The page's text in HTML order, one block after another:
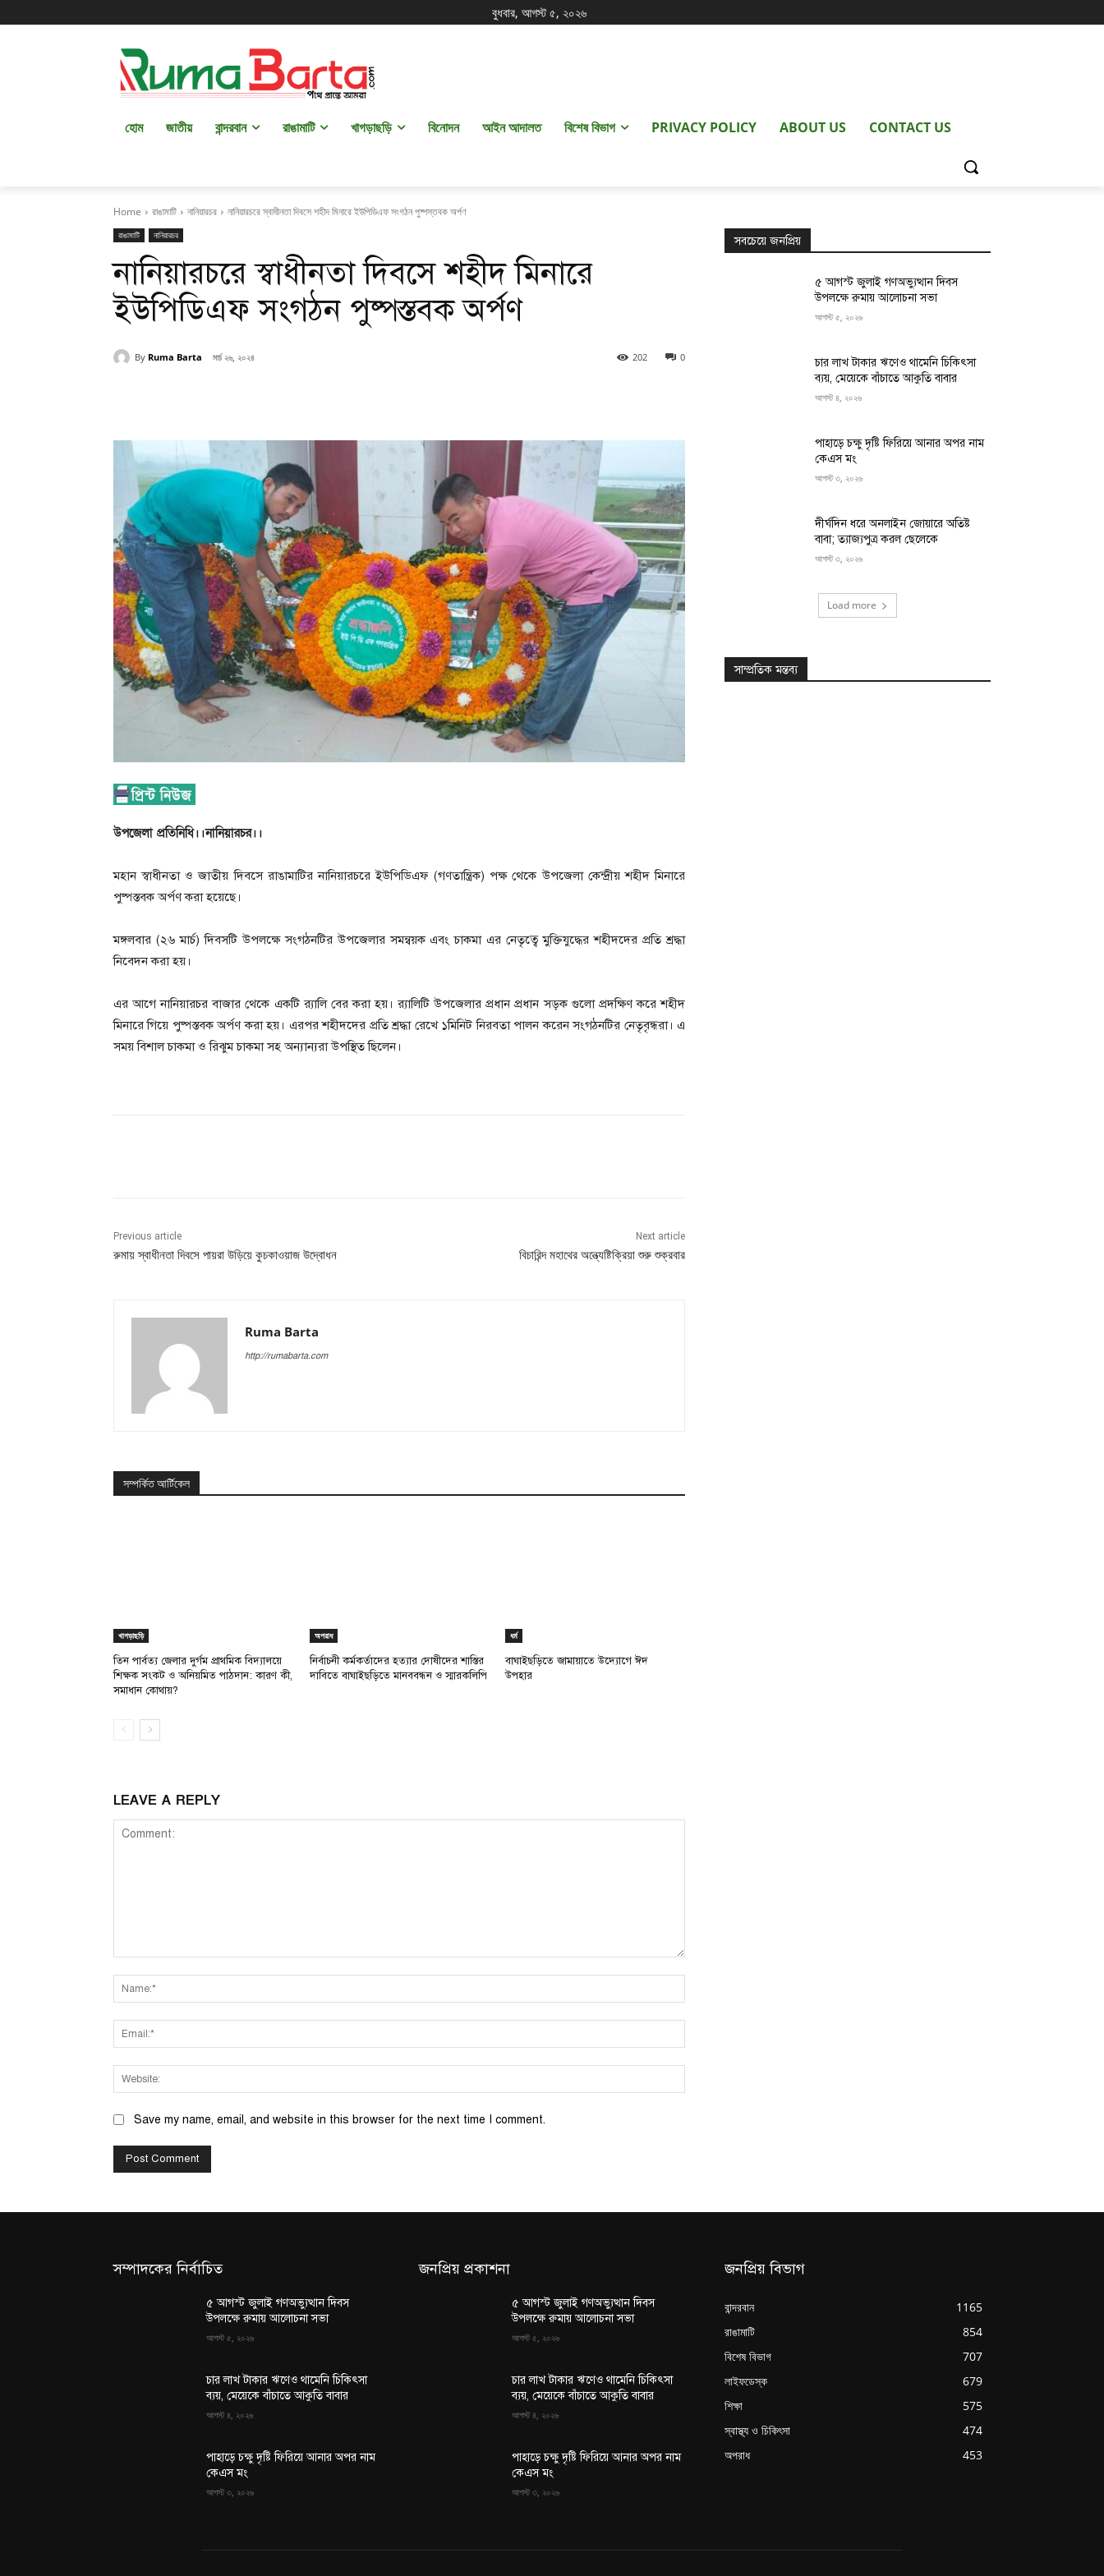
বুধবার, আগস্ট ৫, ২০২৬
হোম জাতীয় বান্দরবান রাঙামাটি খাগড়াছড়ি বিনোদন আইন আদালত বিশেষ বিভাগ PRIVACY POLICY ABOUT US CONTACT US
Home রাঙামাটি নানিয়ারচর নানিয়ারচরে স্বাধীনতা দিবসে শহীদ মিনারে ইউপিডিএফ সংগঠন পুষ্পস্তবক অর্পণ
রাঙামাটি নানিয়ারচর
নানিয়ারচরে স্বাধীনতা দিবসে শহীদ মিনারে
ইউপিডিএফ সংগঠন পুষ্পস্তবক অর্পণ
By Ruma Barta মার্চ ২৬, ২০২৪ 0
202
উপজেলা প্রতিনিধি।।নানিয়ারচর।।
মহান স্বাধীনতা ও জাতীয় দিবসে রাঙামাটির নানিয়ারচরে ইউপিডিএফ (গণতান্ত্রিক) পক্ষ থেকে উপজেলা কেন্দ্রীয় শহীদ মিনারে
পুষ্পস্তবক অর্পণ করা হয়েছে।
মঙ্গলবার (২৬ মার্চ) দিবসটি উপলক্ষে সংগঠনটির উপজেলার সমন্বয়ক এবং চাকমা এর নেতৃত্বে মুক্তিযুদ্ধের শহীদদের প্রতি শ্রদ্ধা
নিবেদন করা হয়।
এর আগে নানিয়ারচর বাজার থেকে একটি র‍্যালি বের করা হয়। র‍্যালিটি উপজেলার প্রধান প্রধান সড়ক গুলো প্রদক্ষিণ করে শহীদ
মিনারে গিয়ে পুষ্পস্তবক অর্পণ করা হয়। এরপর শহীদদের প্রতি শ্রদ্ধা রেখে ১মিনিট নিরবতা পালন করেন সংগঠনটির নেতৃবৃন্ধরা। এ
সময় বিশাল চাকমা ও রিঝুম চাকমা সহ অন্যান্যরা উপস্থিত ছিলেন।
Previous article
রুমায় স্বাধীনতা দিবসে পায়রা উড়িয়ে কুচকাওয়াজ উদ্বোধন
Next article
বিচারিন্দ মহাথের অন্ত্যেষ্টিক্রিয়া শুরু শুক্রবার
Ruma Barta
http://rumabarta.com
সম্পর্কিত আর্টিকেল
খাগড়াছড়ি
তিন পার্বত্য জেলার দুর্গম প্রাথমিক বিদ্যালয়ে
শিক্ষক সংকট ও অনিয়মিত পাঠদান: কারণ কী,
সমাধান কোথায়?
অপরাধ
নির্বাচনী কর্মকর্তাদের হত্যার দোষীদের শাস্তির
দাবিতে বাঘাইছড়িতে মানববন্ধন ও স্মারকলিপি
ধর্ম
বাঘাইছড়িতে জামায়াতে উদ্যোগে ঈদ
উপহার
LEAVE A REPLY
Save my name, email, and website in this browser for the next time I comment.
সবচেয়ে জনপ্রিয়
৫ আগস্ট জুলাই গণঅভ্যুত্থান দিবস
উপলক্ষে রুমায় আলোচনা সভা
আগস্ট ৫, ২০২৬
চার লাখ টাকার ঋণেও থামেনি চিকিৎসা
ব্যয়, মেয়েকে বাঁচাতে আকুতি বাবার
আগস্ট ৪, ২০২৬
পাহাড়ে চক্ষু দৃষ্টি ফিরিয়ে আনার অপর নাম
কেএস মং
আগস্ট ৩, ২০২৬
দীর্ঘদিন ধরে অনলাইন জোয়ারে অতিষ্ট
বাবা; ত্যাজ্যপুত্র করল ছেলেকে
আগস্ট ৩, ২০২৬
Load more
সাম্প্রতিক মন্তব্য
সম্পাদকের নির্বাচিত
৫ আগস্ট জুলাই গণঅভ্যুত্থান দিবস
উপলক্ষে রুমায় আলোচনা সভা
আগস্ট ৫, ২০২৬
চার লাখ টাকার ঋণেও থামেনি চিকিৎসা
ব্যয়, মেয়েকে বাঁচাতে আকুতি বাবার
আগস্ট ৪, ২০২৬
পাহাড়ে চক্ষু দৃষ্টি ফিরিয়ে আনার অপর নাম
কেএস মং
আগস্ট ৩, ২০২৬
জনপ্রিয় প্রকাশনা
৫ আগস্ট জুলাই গণঅভ্যুত্থান দিবস
উপলক্ষে রুমায় আলোচনা সভা
আগস্ট ৫, ২০২৬
চার লাখ টাকার ঋণেও থামেনি চিকিৎসা
ব্যয়, মেয়েকে বাঁচাতে আকুতি বাবার
আগস্ট ৪, ২০২৬
পাহাড়ে চক্ষু দৃষ্টি ফিরিয়ে আনার অপর নাম
কেএস মং
আগস্ট ৩, ২০২৬
জনপ্রিয় বিভাগ
বান্দরবান
1165
রাঙামাটি
854
বিশেষ বিভাগ
707
লাইফডেস্ক
679
শিক্ষা
575
স্বাস্থ্য ও চিকিৎসা
474
অপরাধ
453